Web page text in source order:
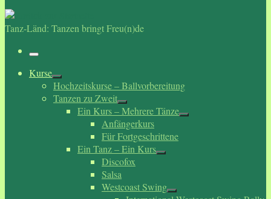
Tanz-Länd: Tanzen bringt Freu(n)de
Menü
Kurse
Hochzeitskurse – Ballvorbereitung
Tanzen zu Zweit
Ein Kurs – Mehrere Tänze
Anfängerkurs
Für Fortgeschrittene
Ein Tanz – Ein Kurs
Discofox
Salsa
Westcoast Swing